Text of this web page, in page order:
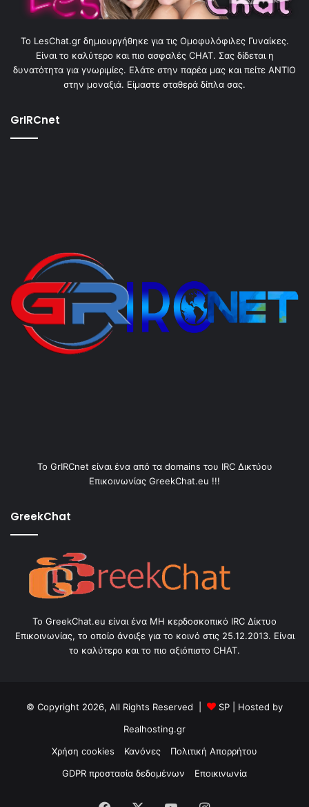
To LesChat.gr δημιουργήθηκε για τις Ομοφυλόφιλες Γυναίκες.
Είναι το καλύτερο και πιο ασφαλές CHAT. Σας δίδεται η
δυνατότητα για γνωριμίες. Ελάτε στην παρέα μας και πείτε ΑΝΤΙΟ
στην μοναξιά. Είμαστε σταθερά δίπλα σας.
GrIRCnet
Το GrIRCnet είναι ένα από τα domains του IRC Δικτύου
Επικοινωνίας GreekChat.eu !!!
GreekChat
Το GreekChat.eu είναι ένα ΜΗ κερδοσκοπικό IRC Δίκτυο
Επικοινωνίας, το οποίο άνοιξε για το κοινό στις 25.12.2013. Είναι
το καλύτερο και το πιο αξιόπιστο CHAT.
© Copyright 2026, All Rights Reserved | SP | Hosted by
Realhosting.gr
Χρήση cookies
Κανόνες
Πολιτική Απορρήτου
GDPR προστασία δεδομένων
Εποικινωνία